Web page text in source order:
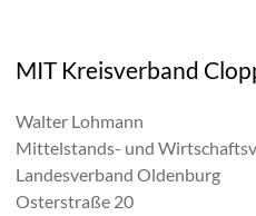
MIT Kreisverband
Walter Lohmann
Mittelstands- und
Landesverband Oldenburg
Osterstraße 20